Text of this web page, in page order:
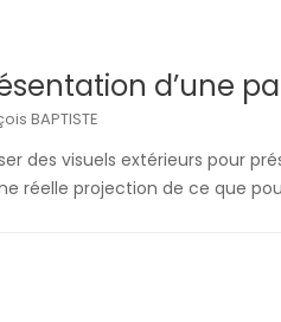
d’une
BAPTISTE
des visuels extérieurs pour
réelle projection de ce que